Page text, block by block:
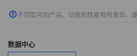
不同型号的产品，功能和性能有所差异，
数据中心